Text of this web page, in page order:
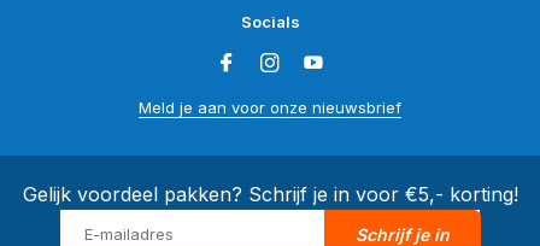
Socials
Meld je aan voor onze nieuwsbrief
Gelijk voordeel pakken? Schrijf je in voor €5,- korting!
Schrijf je in